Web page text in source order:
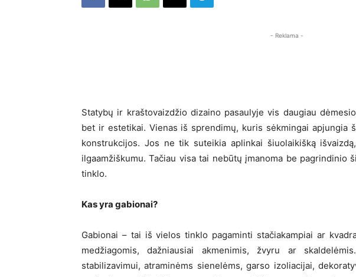
- Reklama -
Statybų ir kraštovaizdžio dizaino pasaulyje vis daugiau
bet ir estetikai. Vienas iš sprendimų, kuris sėkmingai apjungia
konstrukcijos. Jos ne tik suteikia aplinkai šiuolaikišką
ilgaamžiškumu. Tačiau visa tai nebūtų įmanoma be pagrindinio
tinklo.
Kas yra gabionai?
Gabionai – tai iš vielos tinklo pagaminti stačiakampiai ar
medžiagomis, dažniausiai akmenimis, žvyru ar
stabilizavimui, atraminėms sienelėms, garso izoliacijai,